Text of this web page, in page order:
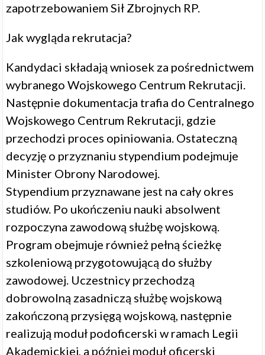
zapotrzebowaniem Sił Zbrojnych RP.
Jak wygląda rekrutacja?
Kandydaci składają wniosek za pośrednictwem
wybranego Wojskowego Centrum Rekrutacji.
Następnie dokumentacja trafia do Centralnego
Wojskowego Centrum Rekrutacji, gdzie
przechodzi proces opiniowania. Ostateczną
decyzję o przyznaniu stypendium podejmuje
Minister Obrony Narodowej.
Stypendium przyznawane jest na cały okres
studiów. Po ukończeniu nauki absolwent
rozpoczyna zawodową służbę wojskową.
Program obejmuje również pełną ścieżkę
szkoleniową przygotowującą do służby
zawodowej. Uczestnicy przechodzą
dobrowolną zasadniczą służbę wojskową
zakończoną przysięgą wojskową, następnie
realizują moduł podoficerski w ramach Legii
Akademickiej, a później moduł oficerski